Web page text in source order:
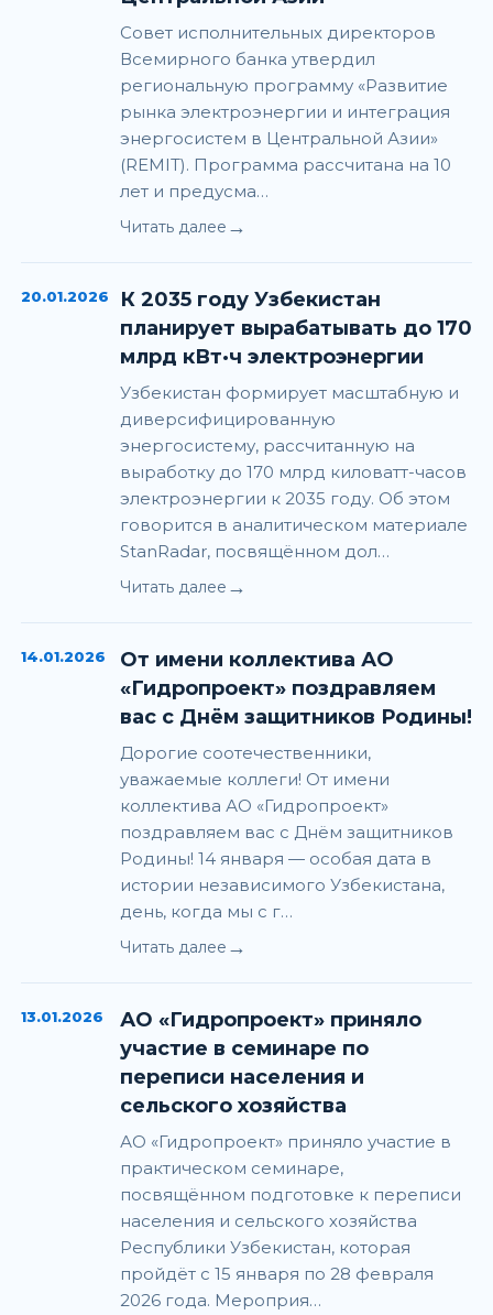
Совет исполнительных директоров
Всемирного банка утвердил
региональную программу «Развитие
рынка электроэнергии и интеграция
энергосистем в Центральной Азии»
(REMIT). Программа рассчитана на 10
лет и предусма…
Читать далее →
20.01.2026
К 2035 году Узбекистан
планирует вырабатывать до 170
млрд кВт·ч электроэнергии
Узбекистан формирует масштабную и
диверсифицированную
энергосистему, рассчитанную на
выработку до 170 млрд киловатт-часов
электроэнергии к 2035 году. Об этом
говорится в аналитическом материале
StanRadar, посвящённом дол…
Читать далее →
14.01.2026
От имени коллектива АО
«Гидропроект» поздравляем
вас с Днём защитников Родины!
Дорогие соотечественники,
уважаемые коллеги! От имени
коллектива АО «Гидропроект»
поздравляем вас с Днём защитников
Родины! 14 января — особая дата в
истории независимого Узбекистана,
день, когда мы с г…
Читать далее →
13.01.2026
АО «Гидропроект» приняло
участие в семинаре по
переписи населения и
сельского хозяйства
АО «Гидропроект» приняло участие в
практическом семинаре,
посвящённом подготовке к переписи
населения и сельского хозяйства
Республики Узбекистан, которая
пройдёт с 15 января по 28 февраля
2026 года. Мероприя…